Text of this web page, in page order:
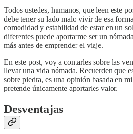
Todos ustedes, humanos, que leen este
debe tener su lado malo vivir de esa
comodidad y estabilidad de estar en un
diferentes puede aportarme ser un
más antes de emprender el viaje.
En este post, voy a contarles sobre las
llevar una vida nómada. Recuerden que
sobre piedra, es una opinión basada en
pretende únicamente aportarles valor.
Desventajas